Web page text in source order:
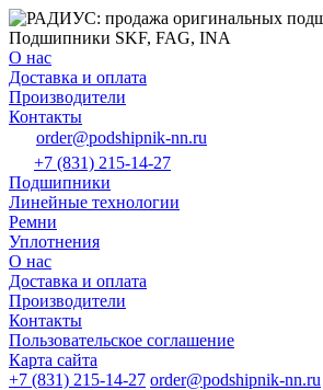
О нас
Доставка и оплата
Производители
Контакты
order@podshipnik-nn.ru
+7 (831) 215-14-27
Подшипники
Линейные технологии
Ремни
Уплотнения
О нас
Доставка и оплата
Производители
Контакты
Пользовательское соглашение
Карта сайта
+7 (831) 215-14-27 order@podshipnik-nn.ru